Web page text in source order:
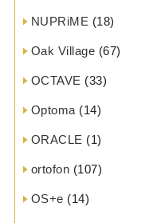
NUPRiME (18)
Oak Village (67)
OCTAVE (33)
Optoma (14)
ORACLE (1)
ortofon (107)
OS+e (14)